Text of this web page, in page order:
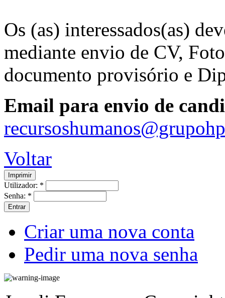
Os (as) interessados(as)
mediante envio de CV,
documento provisório e
Email para envio de
Voltar
Utilizador: *
Senha: *
Criar uma nova conta
Pedir uma nova senha